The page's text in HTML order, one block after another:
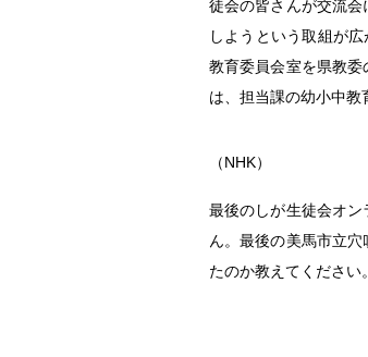
徒会の皆さんが交流会
しようという取組が
教育委員会室を県教
は、担当課の幼小中教
（NHK）
最後のしが生徒会オ
ん。最後の美馬市立
たのか教えてください。